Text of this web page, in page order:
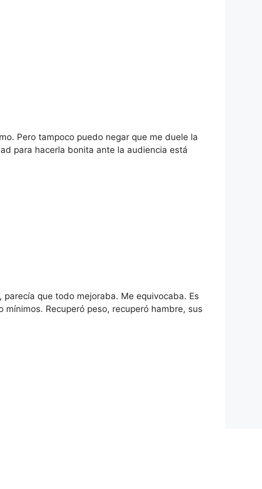
Pero tampoco puedo negar que me duele la
para hacerla bonita ante la audiencia está
que todo mejoraba. Me equivocaba. Es
Recuperó peso, recuperó hambre, sus